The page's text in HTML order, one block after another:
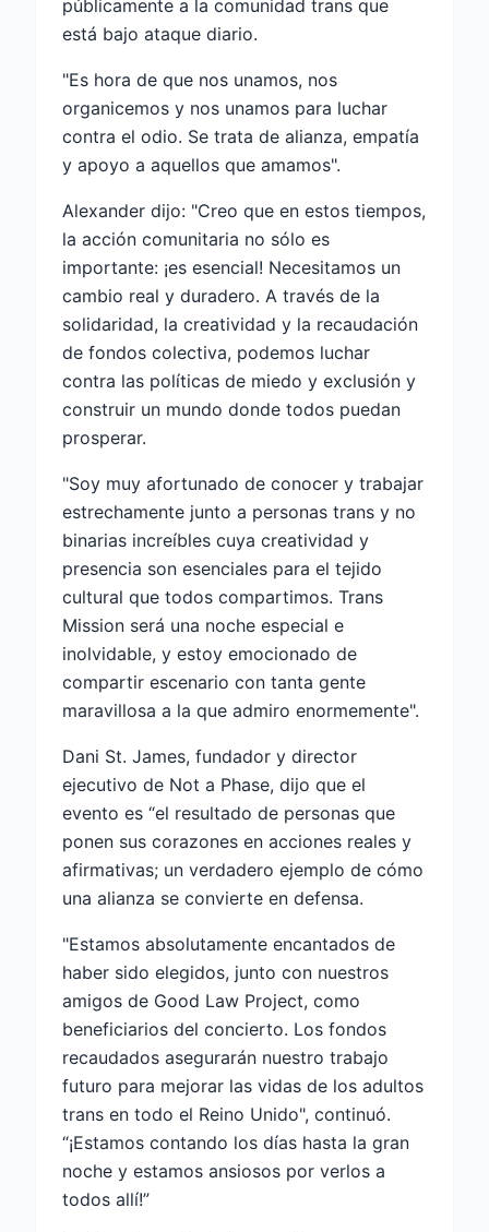
públicamente a la comunidad trans que
está bajo ataque diario.
"Es hora de que nos unamos, nos
organicemos y nos unamos para luchar
contra el odio. Se trata de alianza, empatía
y apoyo a aquellos que amamos".
Alexander dijo: "Creo que en estos tiempos,
la acción comunitaria no sólo es
importante: ¡es esencial! Necesitamos un
cambio real y duradero. A través de la
solidaridad, la creatividad y la recaudación
de fondos colectiva, podemos luchar
contra las políticas de miedo y exclusión y
construir un mundo donde todos puedan
prosperar.
"Soy muy afortunado de conocer y trabajar
estrechamente junto a personas trans y no
binarias increíbles cuya creatividad y
presencia son esenciales para el tejido
cultural que todos compartimos. Trans
Mission será una noche especial e
inolvidable, y estoy emocionado de
compartir escenario con tanta gente
maravillosa a la que admiro enormemente".
Dani St. James, fundador y director
ejecutivo de Not a Phase, dijo que el
evento es “el resultado de personas que
ponen sus corazones en acciones reales y
afirmativas; un verdadero ejemplo de cómo
una alianza se convierte en defensa.
"Estamos absolutamente encantados de
haber sido elegidos, junto con nuestros
amigos de Good Law Project, como
beneficiarios del concierto. Los fondos
recaudados asegurarán nuestro trabajo
futuro para mejorar las vidas de los adultos
trans en todo el Reino Unido", continuó.
“¡Estamos contando los días hasta la gran
noche y estamos ansiosos por verlos a
todos allí!”